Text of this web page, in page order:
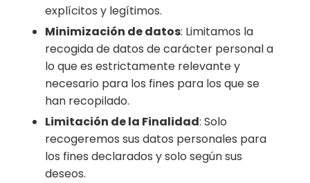
explícitos y legítimos.
Minimización de datos: Limitamos la
recogida de datos de carácter personal a
lo que es estrictamente relevante y
necesario para los fines para los que se
han recopilado.
Limitación de la Finalidad: Solo
recogeremos sus datos personales para
los fines declarados y solo según sus
deseos.